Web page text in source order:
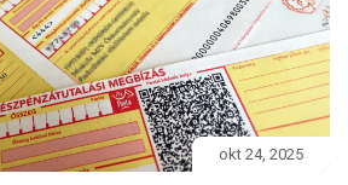
okt 24, 2025